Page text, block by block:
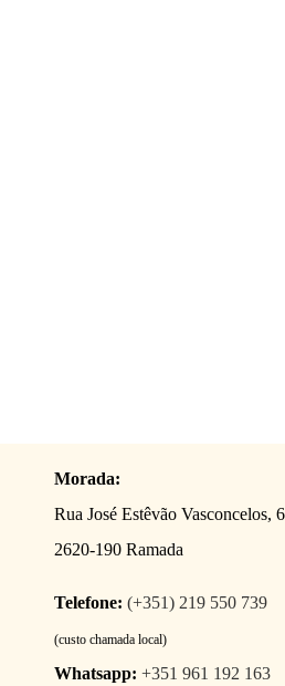
Morada:
Rua José Estêvão Vasconcelos,
2620-190 Ramada
Telefone: (+351) 219 550 739
(custo chamada local)
Whatsapp: +351 961 192 163